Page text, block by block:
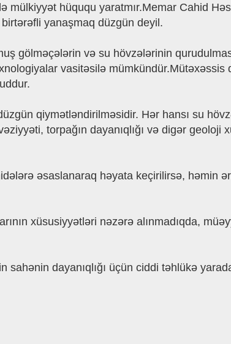
mülkiyyət hüququ yaratmır.Memar Cahid
yanaşmaq düzgün deyil.
gölməçələrin və su hövzələrinin
vasitəsilə
qiymətləndirilməsidir. Hər hansı su
torpağın dayanıqlığı və digər
əsaslanaraq həyata keçirilirsə, həmin
xüsusiyyətləri nəzərə alınmadıqda,
dayanıqlığı üçün ciddi təhlükə